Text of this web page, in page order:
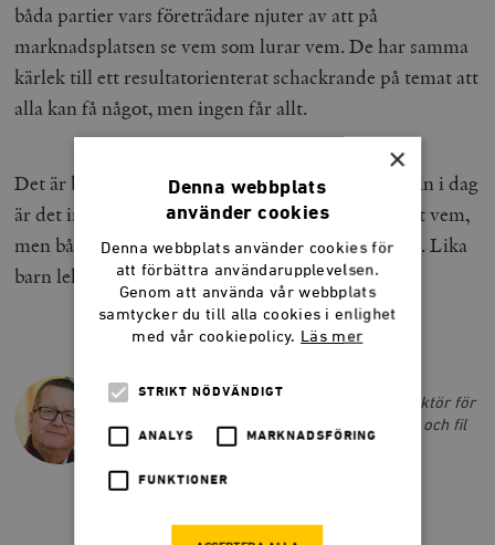
båda partier vars företrädare njuter av att på
marknadsplatsen se vem som lurar vem. De har samma
kärlek till ett resultatorienterat schackrande på temat att
alla kan få något, men ingen får allt.
Det är bara att se på Januariöverenskommelsen. Än i dag
är det inte helt givet vem som egentligen har lurat vem,
men båda partierna verkar trivas med situationen. Lika
barn leka bäst, även i politiken.
STIG-BJÖRN LJUNGGREN
Stig-Björn Ljunggren är politisk chefredaktör för
socialdemokratiska Sydöstran i Blekinge och fil
dr i statsvetenskap.
×
Denna webbplats
använder cookies
Denna webbplats använder cookies för
att förbättra användarupplevelsen.
Genom att använda vår webbplats
samtycker du till alla cookies i enlighet
med vår cookiepolicy. Läs mer
STRIKT NÖDVÄNDIGT
ANALYS MARKNADSFÖRING
FUNKTIONER